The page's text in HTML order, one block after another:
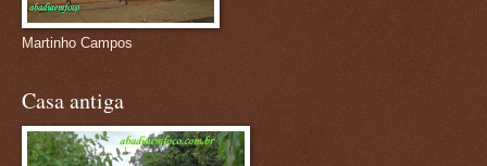
Martinho Campos
Casa antiga